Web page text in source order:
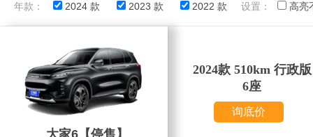
年款： 2024 款 2023 款 2022 款 设置： 高亮
大家6【停售】
2024款 510km 行政版
6座
询底价